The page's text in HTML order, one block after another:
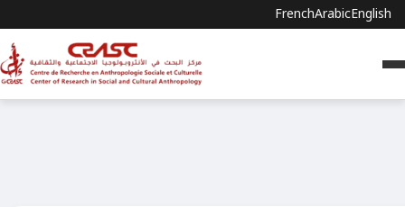
FrenchArabicEnglish